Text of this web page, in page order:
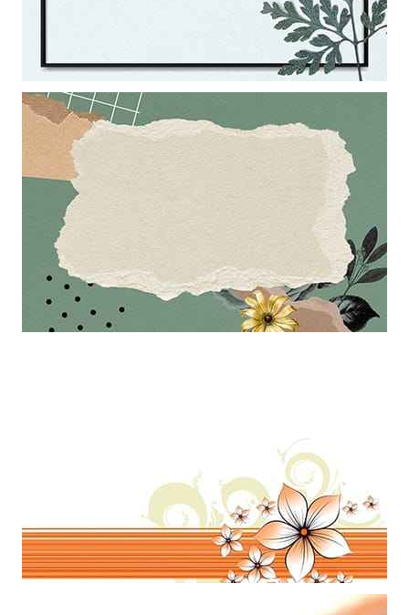
Khung ảnh nền powerpoint với đường viền nổi bật và điểm nhấn là
cành lá đẹp